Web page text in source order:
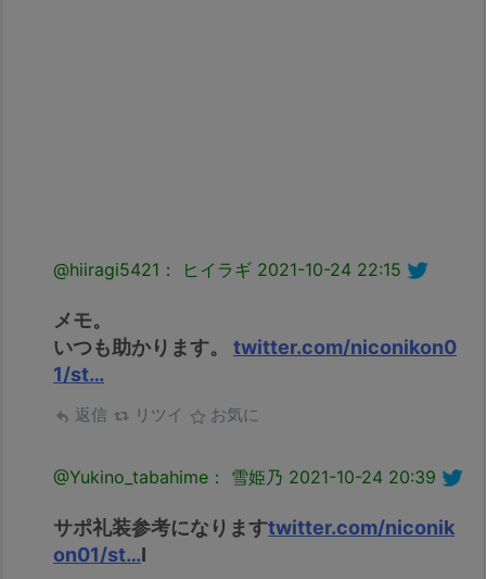
@hiiragi5421： ヒイラギ 2021-10-24 22:15
メモ。
いつも助かります。 twitter.com/niconikon0
1/st…
返信 リツイ お気に
@Yukino_tabahime： 雪姫乃 2021-10-24 20:39
サポ礼装参考になりますtwitter.com/niconik
on01/st…I